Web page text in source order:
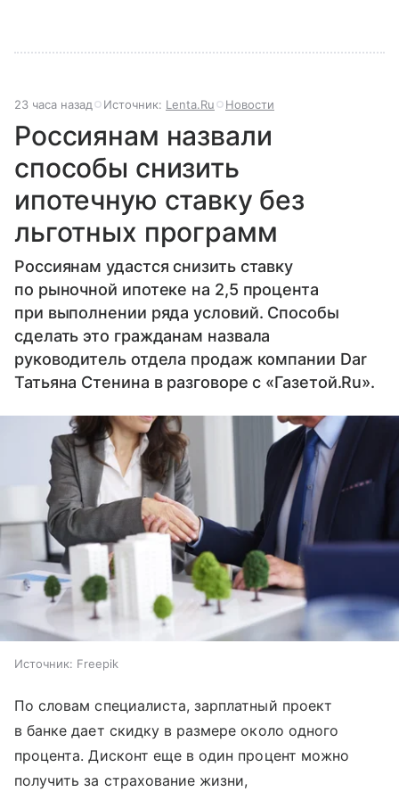
23 часа назад Источник: Lenta.Ru Новости
Россиянам назвали
способы снизить
ипотечную ставку без
льготных программ
Россиянам удастся снизить ставку
по рыночной ипотеке на 2,5 процента
при выполнении ряда условий. Способы
сделать это гражданам назвала
руководитель отдела продаж компании Dar
Татьяна Стенина в разговоре с «Газетой.Ru».
Источник: Freepik
По словам специалиста, зарплатный проект
в банке дает скидку в размере около одного
процента. Дисконт еще в один процент можно
получить за страхование жизни,